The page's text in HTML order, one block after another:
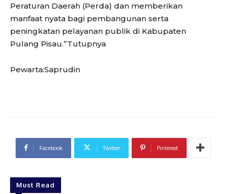
Peraturan Daerah (Perda) dan memberikan
manfaat nyata bagi pembangunan serta
peningkatan pelayanan publik di Kabupaten
Pulang Pisau.”Tutupnya
Pewarta:Saprudin
Facebook Twitter Pinterest
Must Read